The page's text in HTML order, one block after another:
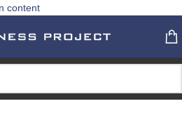
content